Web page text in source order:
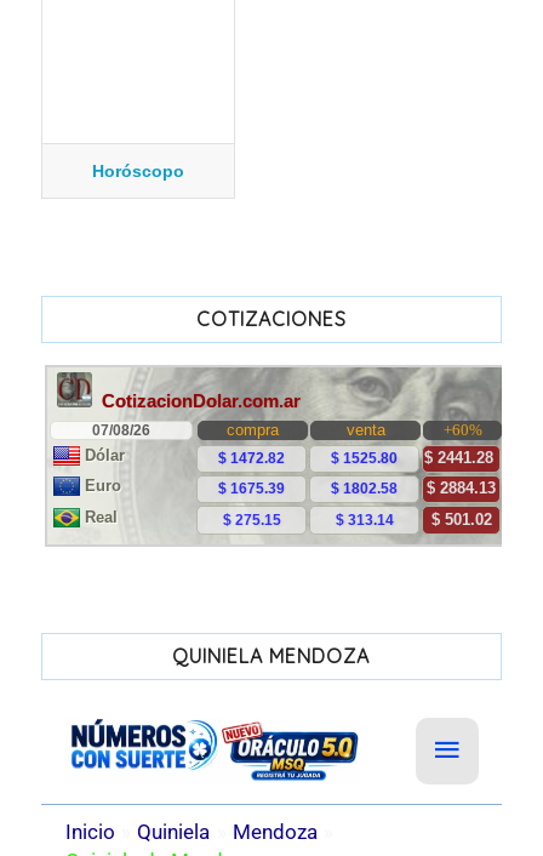
Horóscopo
COTIZACIONES
QUINIELA MENDOZA